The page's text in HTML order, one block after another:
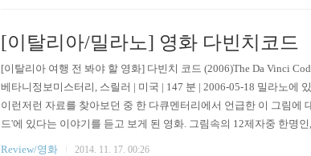
[이탈리아/밀라노] 영화 다빈치코드
[이탈리아 여행 전 봐야 할 영화] 다빈치 코드 (2006)The Da Vinci
베타니정보미스터리, 스릴러 | 미국 | 147 분 | 2006-05-18 밀라노에
이런저런 자료를 찾아보던 중 한 다큐멘터리에서 언급한 이 그림에
드'에 있다는 이야기를 듣고 보게 된 영화. 그림속의 12제자중 한명
마리아라는 주장이다. 그러고 보니 그림속의 요한은 여자의 모습을
Review/영화 2014. 11. 17. 00:26